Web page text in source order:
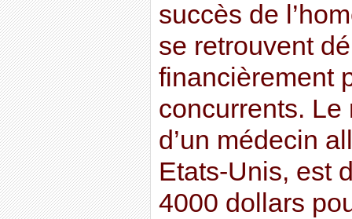
succès de
se retrouvent
financièrement
concurrents.
d’un médecin
Etats-Unis, est
4000 dollars